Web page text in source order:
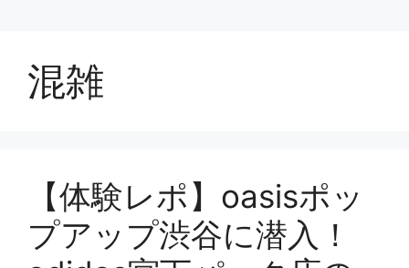
混雑
【体験レポ】oasisポッ
プアップ渋谷に潜入！